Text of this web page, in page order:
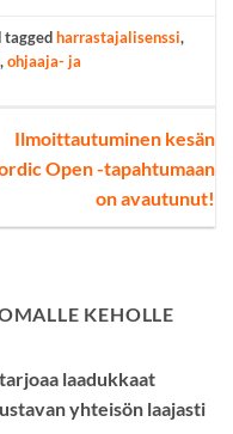
taggedharrastajalisenssi,
,ohjaaja- ja
Ilmoittautuminen kesän
Open -tapahtumaan
on avautunut!
KEHOLLE
laadukkaat
yhteisön laajasti